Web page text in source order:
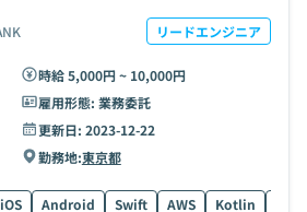
リードエンジニア
時給 5,000円 ~ 10,000円
雇用形態: 業務委託
更新日: 2023-12-22
勤務地:東京都
iOS Android Swift AWS Kotlin